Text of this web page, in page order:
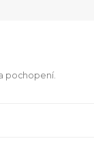
pochopení.